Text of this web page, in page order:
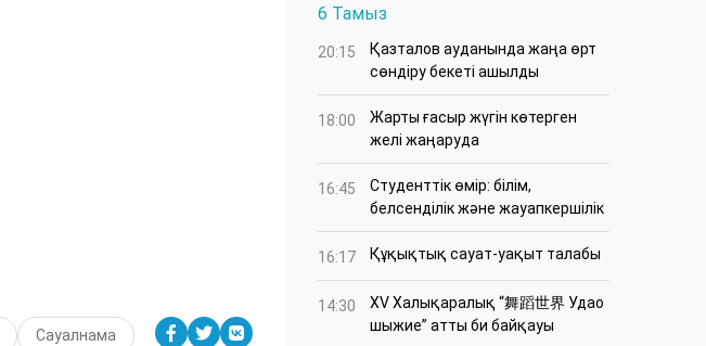
Сауалнама
6 Тамыз
20:15
Қазталов ауданында жаңа өрт
сөндіру бекеті ашылды
18:00
Жарты ғасыр жүгін көтерген
желі жаңаруда
16:45
Студенттік өмір: білім,
белсенділік және жауапкершілік
16:17 Құқықтық сауат-уақыт талабы
14:30
XV Халықаралық “舞蹈世界 Удао
шыжие” атты би байқауы